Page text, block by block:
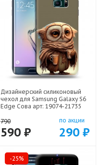
Дизайнерский силиконовый
чехол для Samsung Galaxy S6
Edge Сова арт: 19074-21735
790
590 ₽
по акции
290 ₽
-25%